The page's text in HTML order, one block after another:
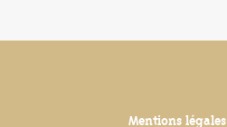
Mentions légales